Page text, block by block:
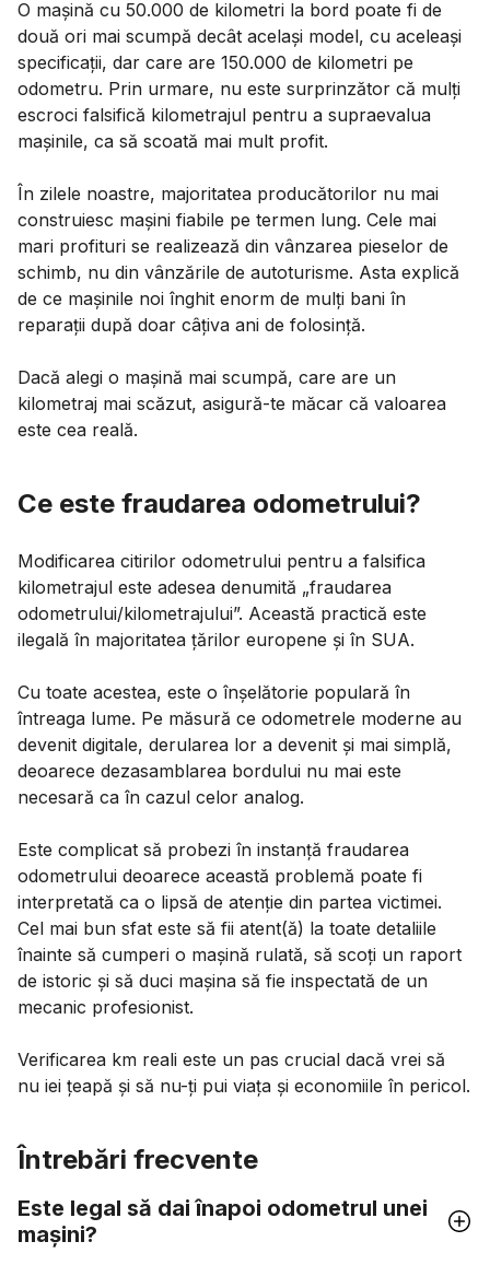
O mașină cu 50.000 de kilometri la bord poate fi de
două ori mai scumpă decât același model, cu aceleași
specificații, dar care are 150.000 de kilometri pe
odometru. Prin urmare, nu este surprinzător că mulți
escroci falsifică kilometrajul pentru a supraevalua
mașinile, ca să scoată mai mult profit.
În zilele noastre, majoritatea producătorilor nu mai
construiesc mașini fiabile pe termen lung. Cele mai
mari profituri se realizează din vânzarea pieselor de
schimb, nu din vânzările de autoturisme. Asta explică
de ce mașinile noi înghit enorm de mulți bani în
reparații după doar câțiva ani de folosință.
Dacă alegi o mașină mai scumpă, care are un
kilometraj mai scăzut, asigură-te măcar că valoarea
este cea reală.
Ce este fraudarea odometrului?
Modificarea citirilor odometrului pentru a falsifica
kilometrajul este adesea denumită „fraudarea
odometrului/kilometrajului”. Această practică este
ilegală în majoritatea țărilor europene și în SUA.
Cu toate acestea, este o înșelătorie populară în
întreaga lume. Pe măsură ce odometrele moderne au
devenit digitale, derularea lor a devenit și mai simplă,
deoarece dezasamblarea bordului nu mai este
necesară ca în cazul celor analog.
Este complicat să probezi în instanță fraudarea
odometrului deoarece această problemă poate fi
interpretată ca o lipsă de atenție din partea victimei.
Cel mai bun sfat este să fii atent(ă) la toate detaliile
înainte să cumperi o mașină rulată, să scoți un raport
de istoric și să duci mașina să fie inspectată de un
mecanic profesionist.
Verificarea km reali este un pas crucial dacă vrei să
nu iei țeapă și să nu-ți pui viața și economiile în pericol.
Întrebări frecvente
Este legal să dai înapoi odometrul unei
mașini?